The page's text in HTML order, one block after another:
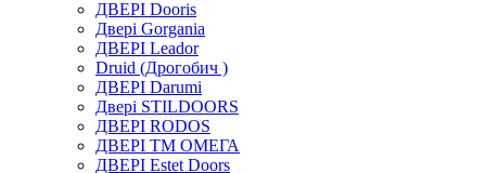
ДВЕРІ Dooris
Двері Gorgania
ДВЕРІ Leador
Druid (Дрогобич )
ДВЕРІ Darumi
Двері STILDOORS
ДВЕРІ RODOS
ДВЕРІ ТМ ОМЕГА
ДВЕРІ Estet Doors